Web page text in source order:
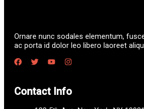
Ornare nunc sodales elementum,
ac porta id dolor leo libero laoreet
Contact Info